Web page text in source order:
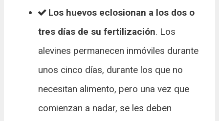
Los huevos eclosionan a los dos o
tres días de su fertilización. Los
alevines permanecen inmóviles durante
unos cinco días, durante los que no
necesitan alimento, pero una vez que
comienzan a nadar, se les deben